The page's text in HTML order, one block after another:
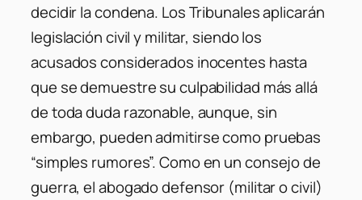
decidir la condena. Los Tribunales aplicarán
legislación civil y militar, siendo los
acusados considerados inocentes hasta
que se demuestre su culpabilidad más allá
de toda duda razonable, aunque, sin
embargo, pueden admitirse como pruebas
“simples rumores”. Como en un consejo de
guerra, el abogado defensor (militar o civil)